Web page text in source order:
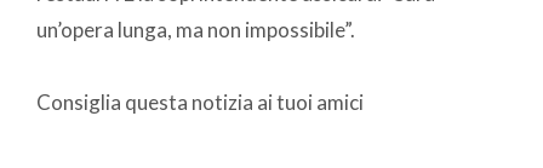
un’opera lunga, ma non impossibile”.
Consiglia questa notizia ai tuoi amici